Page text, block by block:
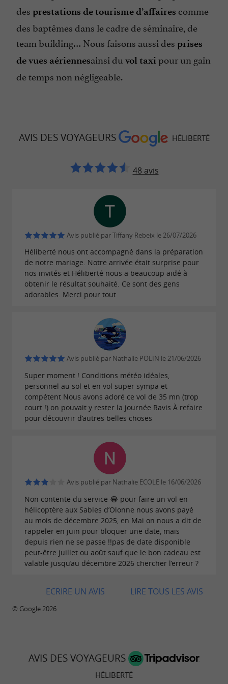
des prestations de tourisme d’affaires comme
des baptêmes dans le cadre de séminaire, de
team building… Nous faisons aussi des prises
de vues aériennesainsi du vol taxi pour un gain
de temps non négligeable.
AVIS DES VOYAGEURS HÉLIBERTÉ
48 avis
Avis publié par Tiffany Rebeix le 26/07/2026
Héliberté nous ont accompagné dans la préparation
de notre mariage. Notre arrivée était surprise pour
nos invités et Héliberté nous a beaucoup aidé à
obtenir le résultat souhaité. Ce sont des gens
adorables. Merci pour tout
Avis publié par Nathalie POLIN le 21/06/2026
Super moment ! Conditions météo idéales,
personnel au sol et en vol super sympa et
compétent Nous avons adoré ce vol de 35 mn (trop
court !) on pouvait y rester la journée Ravis À refaire
pour découvrir d’autres belles choses
Avis publié par Nathalie ECOLE le 16/06/2026
Non contente du service 😂 pour faire un vol en
hélicoptère aux Sables d’Olonne nous avons payé
au mois de décembre 2025, en Mai on nous a dit de
rappeler en juin pour bloquer une date, mais
depuis rien ne se passe !!pas de date disponible
peut-être juillet ou août sauf que le bon cadeau est
valable jusqu’au décembre 2026 chercher l’erreur ?
LIRE TOUS LES AVIS
ECRIRE UN AVIS
© Google 2026
AVIS DES VOYAGEURS
HÉLIBERTÉ